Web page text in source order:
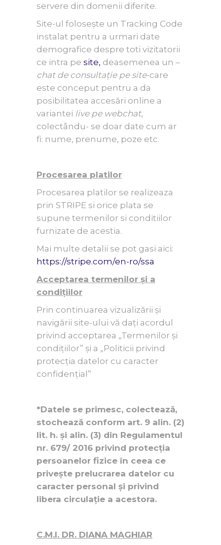
servere din domenii diferite.
Site-ul folosește un Tracking Code
instalat pentru a urmari date
demografice despre toti vizitatorii
ce intra pe site, deasemenea un –
chat de consultație pe site-care
este conceput pentru a da
posibilitatea accesări online a
variantei live pe webchat,
colectându- se doar date cum ar
fi: nume, prenume, poze etc.
Procesarea platilor
Procesarea platilor se realizeaza
prin STRIPE si orice plata se
supune termenilor si conditiilor
furnizate de acestia.
Mai multe detalii se pot gasi aici:
https://stripe.com/en-ro/ssa
Acceptarea termenilor și a
condițiilor
Prin continuarea vizualizării și
navigării site-ului vă dați acordul
privind acceptarea „Termenilor și
condițiilor” și a „Politicii privind
protecția datelor cu caracter
confidențial”
*Datele se primesc, colectează,
stochează conform art. 9 alin. (2)
lit. h. și alin. (3) din Regulamentul
nr. 679/ 2016 privind protecția
persoanelor fizice în ceea ce
privește prelucrarea datelor cu
caracter personal și privind
libera circulație a acestora.
C.M.I. DR. DIANA MAGHIAR